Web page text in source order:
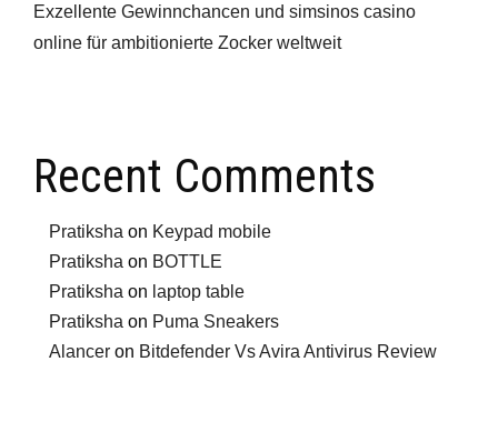
Exzellente Gewinnchancen und simsinos casino
online für ambitionierte Zocker weltweit
Recent Comments
Pratiksha on Keypad mobile
Pratiksha on BOTTLE
Pratiksha on laptop table
Pratiksha on Puma Sneakers
Alancer on Bitdefender Vs Avira Antivirus Review